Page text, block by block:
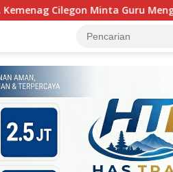
Minta Guru Mengajar Pakai Hati